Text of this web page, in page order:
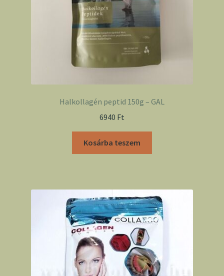
Halkollagén peptid 150g – GAL
6940 Ft
Kosárba teszem